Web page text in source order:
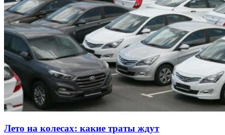
Лето на колесах: какие траты ждут